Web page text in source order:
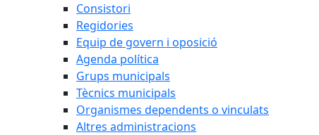
Consistori
Regidories
Equip de govern i oposició
Agenda política
Grups municipals
Tècnics municipals
Organismes dependents o vinculats
Altres administracions